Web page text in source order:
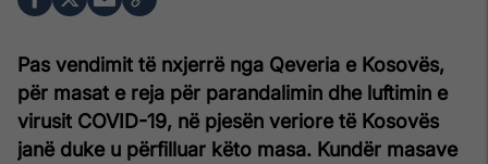
Pas vendimit të nxjerrë nga Qeveria e Kosovës,
për masat e reja për parandalimin dhe luftimin e
virusit COVID-19, në pjesën veriore të Kosovës
janë duke u përfilluar këto masa. Kundër masave